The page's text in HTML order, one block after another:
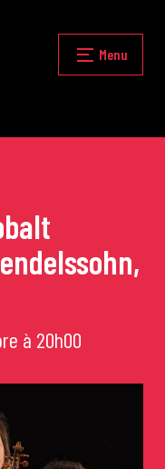
Fermer
Menu
à 20h00